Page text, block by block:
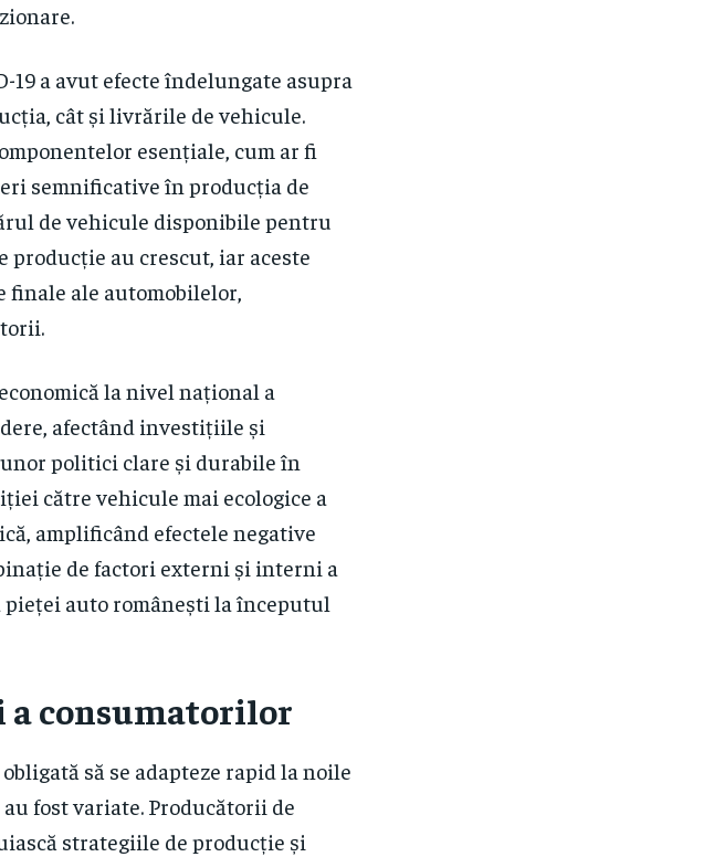
19 a avut efecte îndelungate asupra
cât și livrările de vehicule.
esențiale, cum ar fi
semnificative în producția de
de vehicule disponibile pentru
producție au crescut, iar aceste
ale automobilelor,
la nivel național a
afectând investițiile și
politici clare și durabile în
către vehicule mai ecologice a
amplificând efectele negative
de factori externi și interni a
pieței auto românești la începutul
a consumatorilor
să se adapteze rapid la noile
fost variate. Producătorii de
strategiile de producție și